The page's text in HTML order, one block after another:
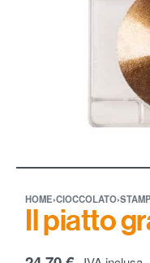
HOME›CIOCCOLATO›
Il piatto